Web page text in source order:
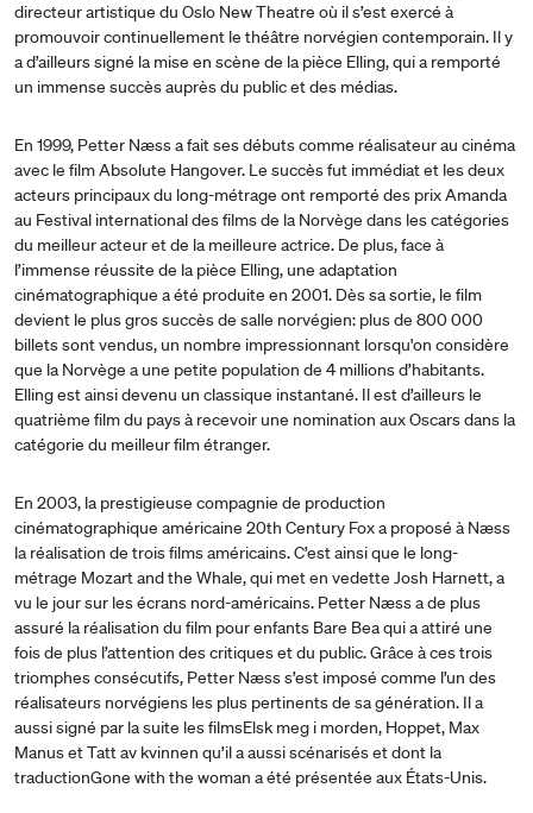
directeur artistique du Oslo New Theatre où il s’est exercé à
promouvoir continuellement le théâtre norvégien contemporain. Il y
a d’ailleurs signé la mise en scène de la pièce Elling, qui a remporté
un immense succès auprès du public et des médias.
En 1999, Petter Næss a fait ses débuts comme réalisateur au cinéma
avec le film Absolute Hangover. Le succès fut immédiat et les deux
acteurs principaux du long-métrage ont remporté des prix Amanda
au Festival international des films de la Norvège dans les catégories
du meilleur acteur et de la meilleure actrice. De plus, face à
l’immense réussite de la pièce Elling, une adaptation
cinématographique a été produite en 2001. Dès sa sortie, le film
devient le plus gros succès de salle norvégien: plus de 800 000
billets sont vendus, un nombre impressionnant lorsqu'on considère
que la Norvège a une petite population de 4 millions d’habitants.
Elling est ainsi devenu un classique instantané. Il est d’ailleurs le
quatrième film du pays à recevoir une nomination aux Oscars dans la
catégorie du meilleur film étranger.
En 2003, la prestigieuse compagnie de production
cinématographique américaine 20th Century Fox a proposé à Næss
la réalisation de trois films américains. C’est ainsi que le long-
métrage Mozart and the Whale, qui met en vedette Josh Harnett, a
vu le jour sur les écrans nord-américains. Petter Næss a de plus
assuré la réalisation du film pour enfants Bare Bea qui a attiré une
fois de plus l’attention des critiques et du public. Grâce à ces trois
triomphes consécutifs, Petter Næss s’est imposé comme l’un des
réalisateurs norvégiens les plus pertinents de sa génération. Il a
aussi signé par la suite les filmsElsk meg i morden, Hoppet, Max
Manus et Tatt av kvinnen qu’il a aussi scénarisés et dont la
traductionGone with the woman a été présentée aux États-Unis.